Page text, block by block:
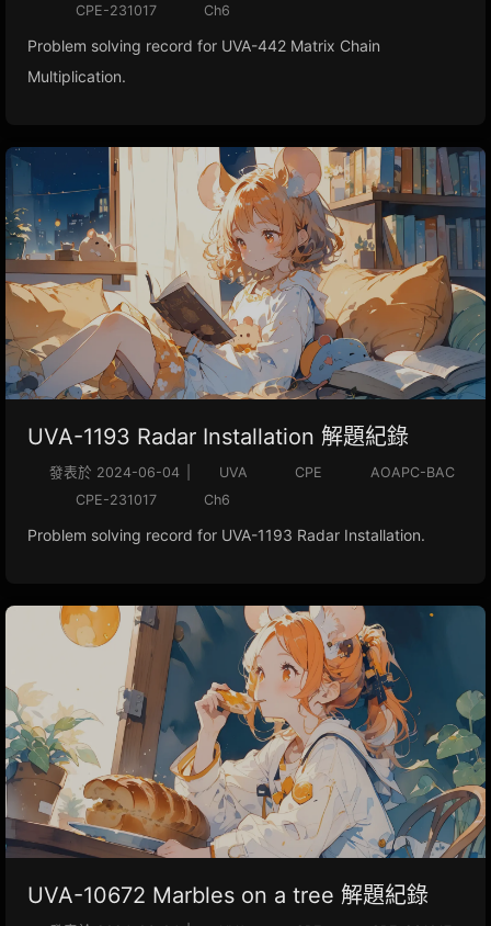
CPE-231017
Ch6
Problem solving record for UVA-442 Matrix Chain
Multiplication.
UVA-1193 Radar Installation 解題紀錄
發表於 2024-06-04 UVA CPE
AOAPC-BAC
CPE-231017
Ch6
Problem solving record for UVA-1193 Radar Installation.
UVA-10672 Marbles on a tree 解題紀錄